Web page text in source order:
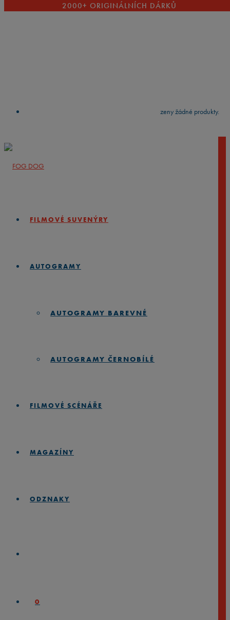
2000+ ORIGINÁLNÍCH DÁRKŮ
FILMOVÉ SUVENÝRY
AUTOGRAMY
AUTOGRAMY BAREVNÉ
AUTOGRAMY ČERNOBÍLÉ
FILMOVÉ SCÉNÁŘE
MAGAZÍNY
ODZNAKY
0
press Nebyly nalezeny žádné produkty.